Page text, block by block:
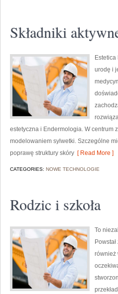
Składniki
urodę i
estetyczna i Endermologia. W centrum
modelowaniem sylwetki. Szczególne
poprawę struktury skóry [ Read More ]
CATEGORIES: NOWE TECHNOLOGIE
Rodzic i szkoła
To
również